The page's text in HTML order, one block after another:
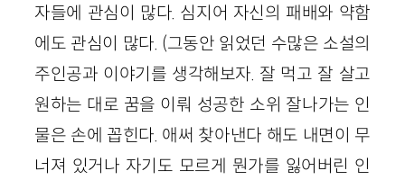
자들에 관심이 많다. 심지어 자신의 패배와 약함
에도 관심이 많다. (그동안 읽었던 수많은 소설의
주인공과 이야기를 생각해보자. 잘 먹고 잘 살고
원하는 대로 꿈을 이뤄 성공한 소위 잘나가는 인
물은 손에 꼽힌다. 애써 찾아낸다 해도 내면이 무
너져 있거나 자기도 모르게 뭔가를 잃어버린 인